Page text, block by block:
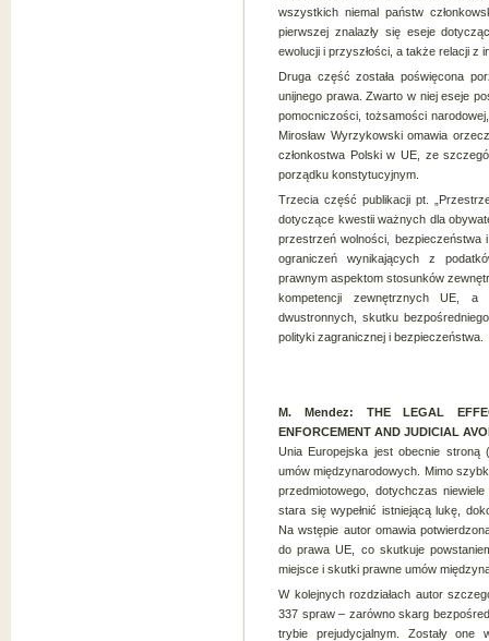
wszystkich niemal państw
pierwszej znalazły się eseje
ewolucji i przyszłości, a także relacji z
Druga część została poświęcona
unijnego prawa. Zwarto w niej eseje
pomocniczości, tożsamości
Mirosław Wyrzykowski omawia
członkostwa Polski w UE, ze
porządku konstytucyjnym.
Trzecia część publikacji pt.
dotyczące kwestii ważnych dla
przestrzeń wolności, bezpieczeństwa
ograniczeń wynikających z
prawnym aspektom stosunków
kompetencji zewnętrznych UE,
dwustronnych, skutku
polityki zagranicznej i bezpieczeństwa.
M. Mendez: THE LEGAL
ENFORCEMENT AND JUDICIAL
Unia Europejska jest obecnie stroną
umów międzynarodowych. Mimo
przedmiotowego, dotychczas
stara się wypełnić istniejącą lukę,
Na wstępie autor omawia
do prawa UE, co skutkuje
miejsce i skutki prawne umów
W kolejnych rozdziałach autor
337 spraw – zarówno skarg
trybie prejudycjalnym. Zostały